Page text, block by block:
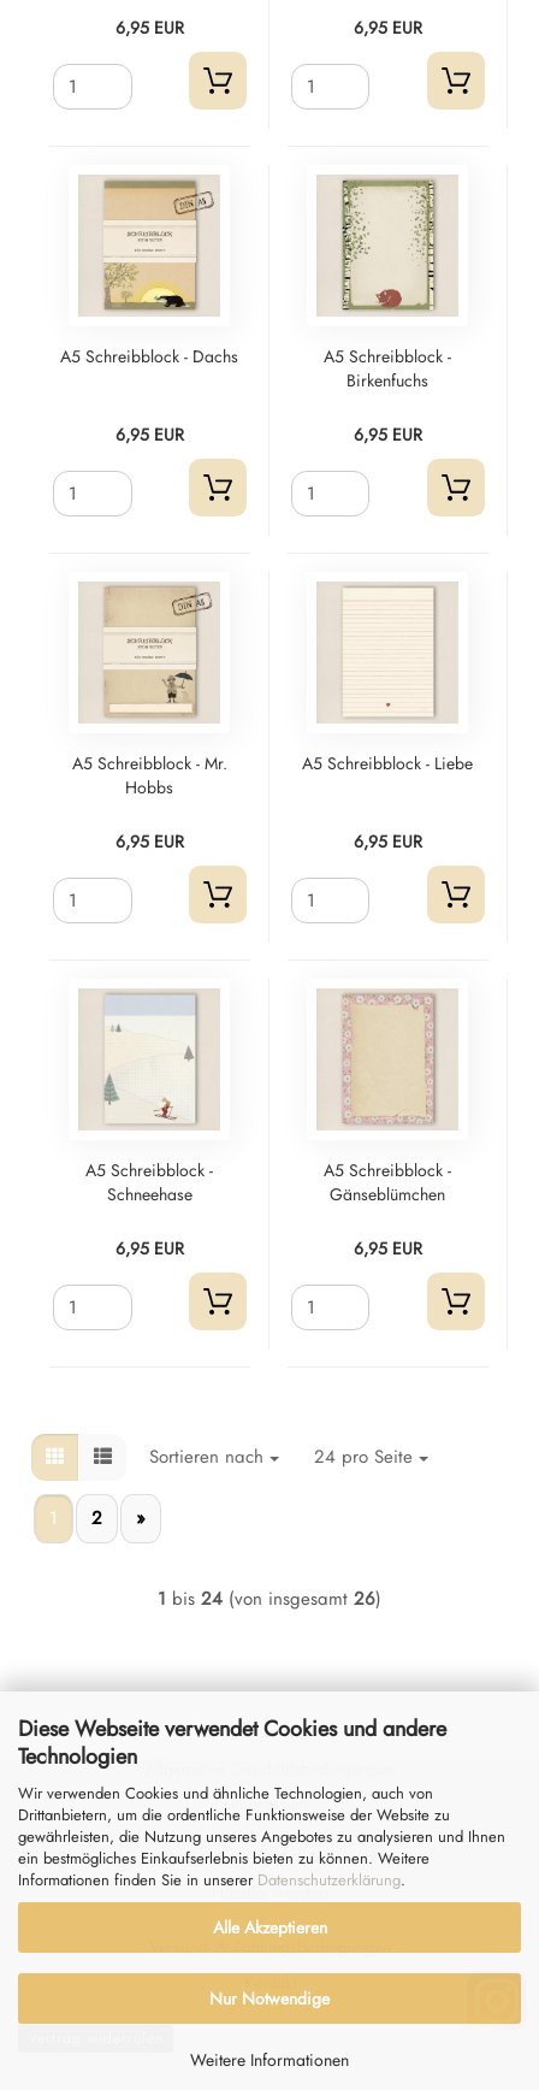
Diese Webseite verwendet Cookies und andere
Technologien
Wir verwenden Cookies und ähnliche Technologien, auch von
Drittanbietern, um die ordentliche Funktionsweise der Website zu
gewährleisten, die Nutzung unseres Angebotes zu analysieren und Ihnen
ein bestmögliches Einkaufserlebnis bieten zu können. Weitere
Informationen finden Sie in unserer Datenschutzerklärung.
Alle Akzeptieren
Nur Notwendige
Weitere Informationen
6,95 EUR 6,95 EUR
A5 Schreibblock - Dachs
6,95 EUR
A5 Schreibblock -
Birkenfuchs
6,95 EUR
A5 Schreibblock - Mr.
Hobbs
6,95 EUR
A5 Schreibblock - Liebe
6,95 EUR
A5 Schreibblock -
Schneehase
6,95 EUR
A5 Schreibblock -
Gänseblümchen
6,95 EUR
Sortieren nach 24 pro Seite
1 2 »
1 bis 24 (von insgesamt 26)
Impressum
Datenschutz &Widerrufsrecht
Händler werden
Versand- & Zahlungsbedingungen